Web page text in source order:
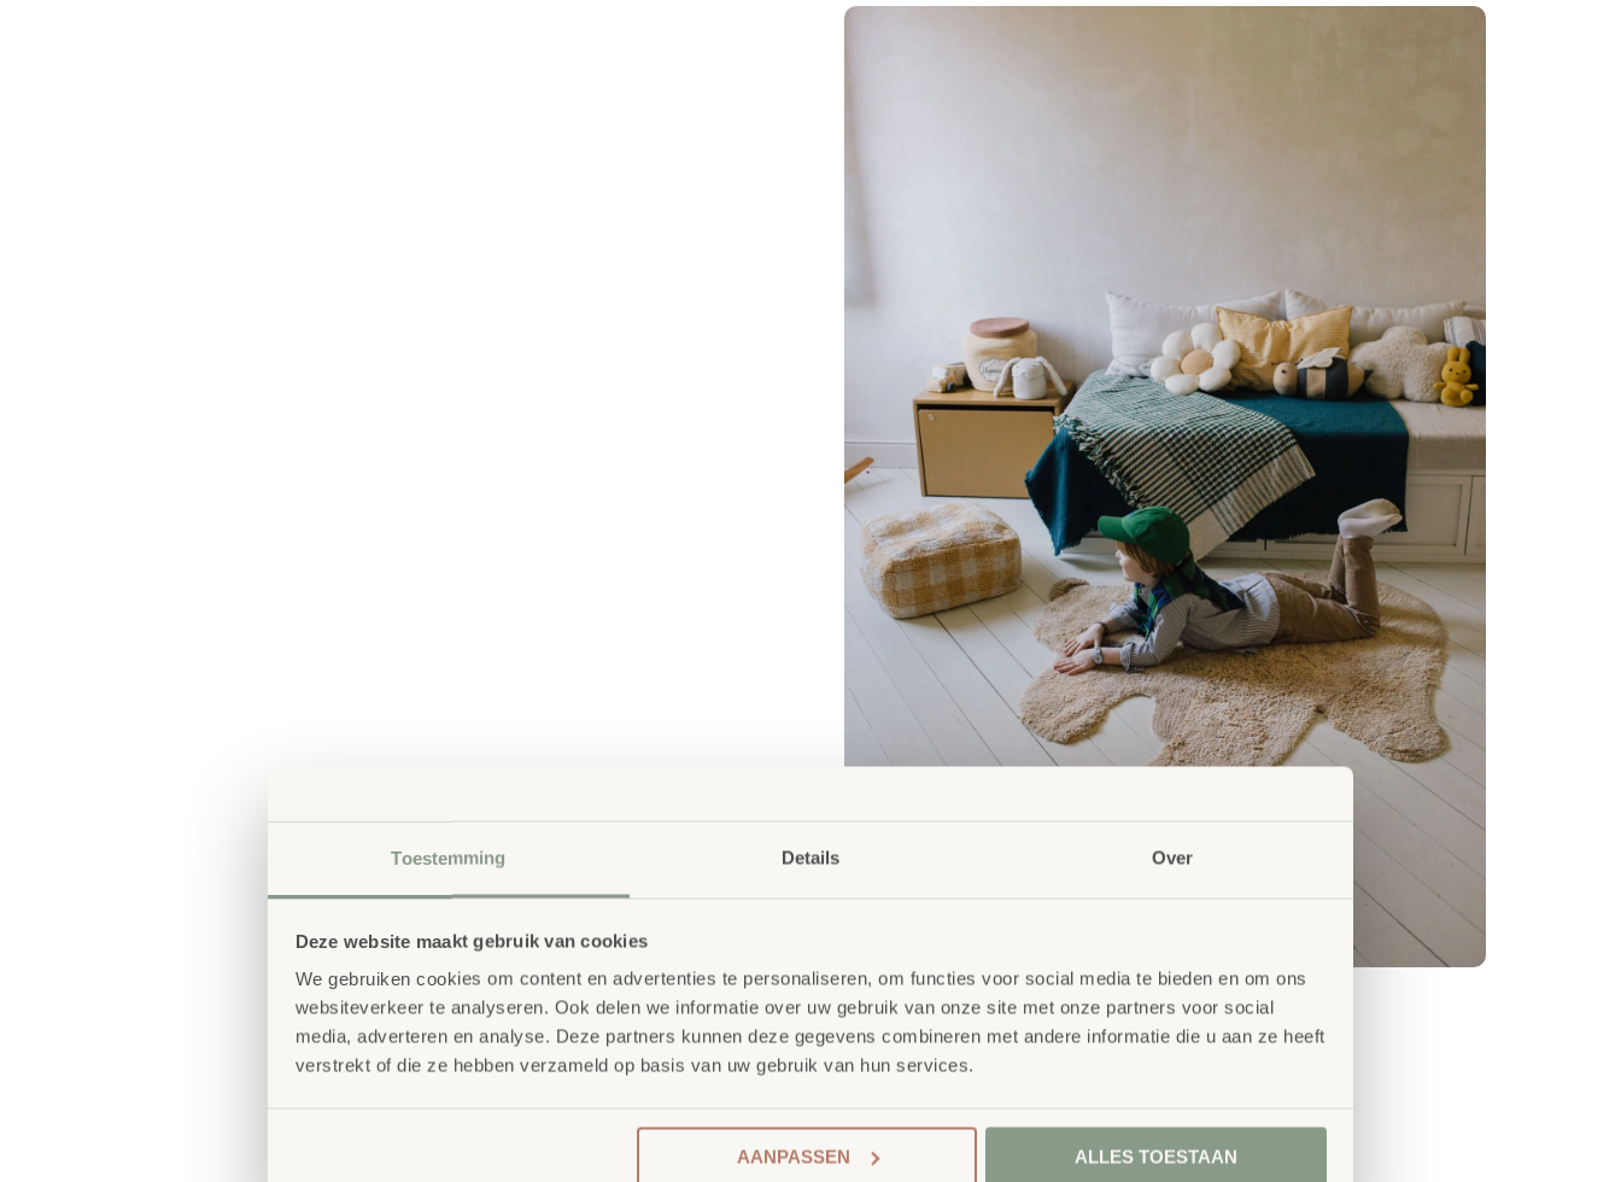
Toestemming Details Over
Deze website maakt gebruik van cookies
We gebruiken cookies om content en advertenties te personaliseren, om functies voor social media te bieden en om ons
websiteverkeer te analyseren. Ook delen we informatie over uw gebruik van onze site met onze partners voor social
media, adverteren en analyse. Deze partners kunnen deze gegevens combineren met andere informatie die u aan ze heeft
verstrekt of die ze hebben verzameld op basis van uw gebruik van hun services.
AANPASSEN ALLES TOESTAAN